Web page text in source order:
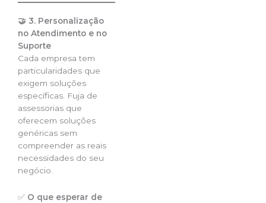
🤝 3. Personalização
no Atendimento e no
Suporte
Cada empresa tem
particularidades que
exigem soluções
específicas. Fuja de
assessorias que
oferecem soluções
genéricas sem
compreender as reais
necessidades do seu
negócio.
✅ O que esperar de